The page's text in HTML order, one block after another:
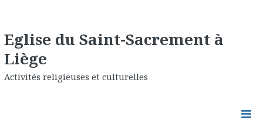
Eglise du Saint-Sacrement à
Liège
Activités religieuses et culturelles